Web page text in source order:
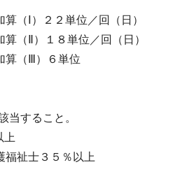
（Ⅰ）２２単位／回（日）
（Ⅱ）１８単位／回（日）
算（Ⅲ）６単位
当すること。
上
祉士３５％以上